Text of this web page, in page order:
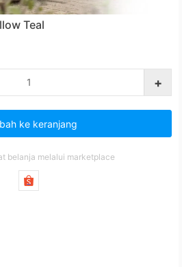
Teal
+
ke keranjang
belanja melalui marketplace